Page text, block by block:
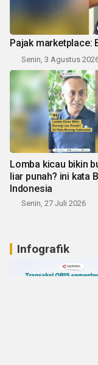
Pajak marketplace:
Senin, 3 Agustus
Lomba kicau bikin
liar punah? ini kata
Indonesia
Senin, 27 Juli 2026
Infografik